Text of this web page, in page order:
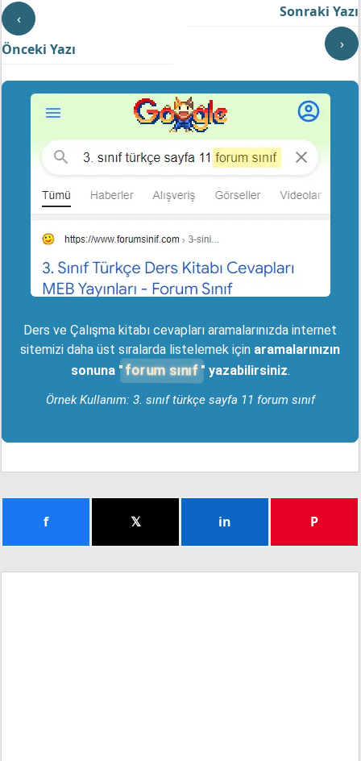
‹
Önceki Yazı
Sonraki Yazı
›
Ders ve Çalışma kitabı cevapları aramalarınızda internet
sitemizi daha üst sıralarda listelemek için aramalarınızın
sonuna " forum sınıf " yazabilirsiniz.
Örnek Kullanım: 3. sınıf türkçe sayfa 11 forum sınıf
f 𝕏 in P